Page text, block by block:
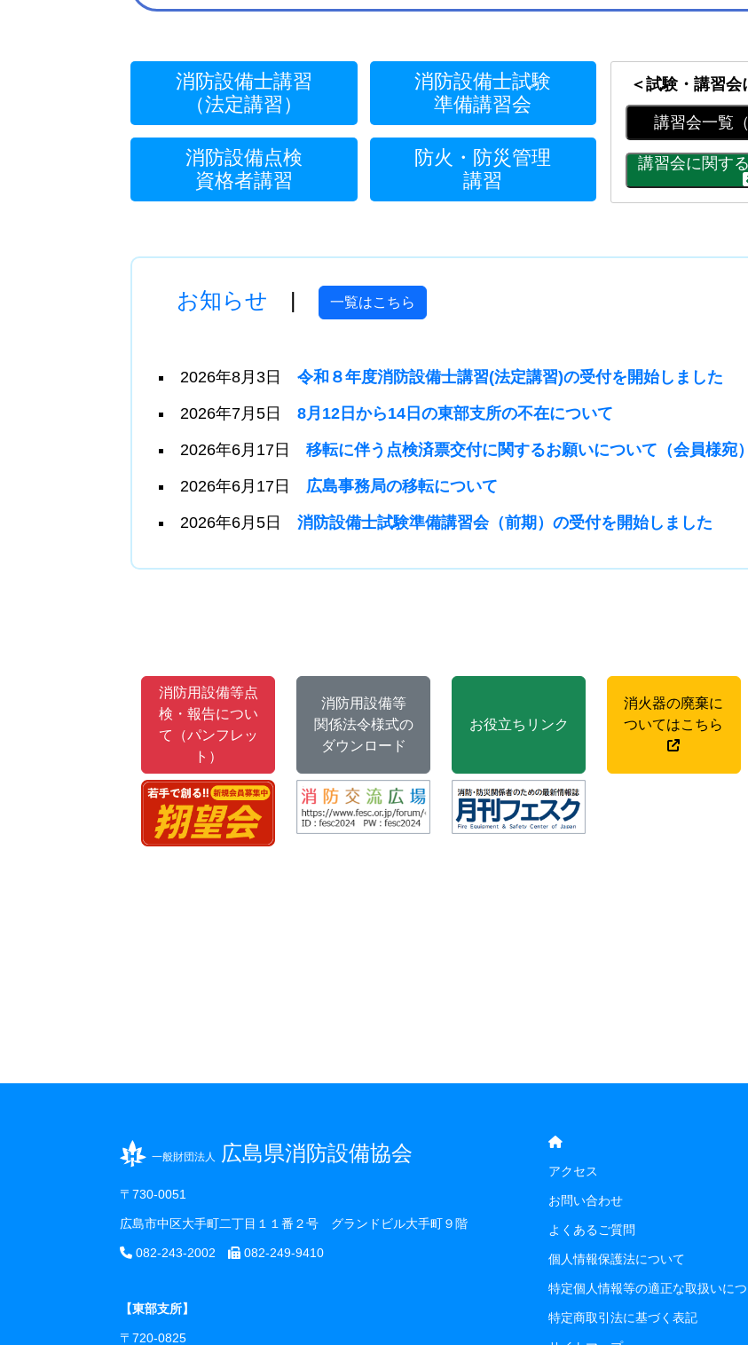
消防設備士講習
（法定講習）
消防設備士試験
準備講習会
消防設備点検
資格者講習
防火・防災管理
講習
＜試験・講習会
講習会一覧
お知らせ | 一覧はこちら
2026年8月3日令和８年度消防設備士講習(法定講習)の受付を開始しました
2026年7月5日8月12日から14日の東部支所の不在について
2026年6月17日移転に伴う点検済票交付に関するお願いについて（会員様宛）
2026年6月17日 広島事務局の移転について
2026年6月5日消防設備士試験準備講習会（前期）の受付を開始しました
消防用設備等点
検・報告につい
て（パンフレッ
ト）
消防用設備等
関係法令様式の
ダウンロード
お役立ちリンク
消火器の廃棄に
一般財団法人 広島県消防設備協会
〒730-0051
広島市中区大手町二丁目１１番２号 グランドビル大手町９階
082-243-2002 082-249-9410
【東部支所】
〒720-0825
アクセス
お問い合わせ
よくあるご質問
個人情報保護法について
特定個人情報等の適正な取扱いに
特定商取引法に基づく表記